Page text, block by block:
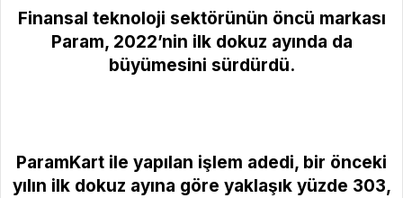
Finansal teknoloji sektörünün öncü markası
Param, 2022’nin ilk dokuz ayında da
büyümesini sürdürdü.
ParamKart ile yapılan işlem adedi, bir önceki
yılın ilk dokuz ayına göre yaklaşık yüzde 303,